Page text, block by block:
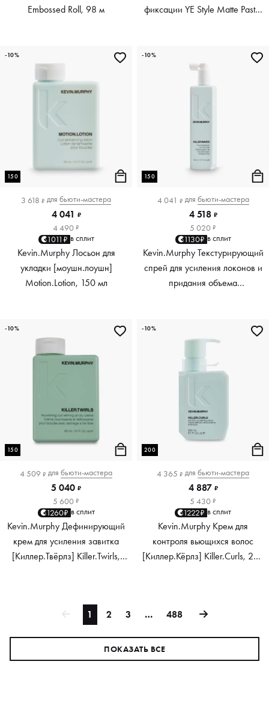
Embossed Roll, 98 м
фиксации YE Style Matte Paste,
150
3 618 ₽ для бьюти-мастера
4 041 ₽
4 490 ₽
1011₽ в сплит
Kevin.Murphy Лосьон для
укладки [моушн.лоушн]
Motion.Lotion, 150 мл
-10%
150
4 041 ₽ для бьюти-мастера
4 518 ₽
5 020 ₽
1130₽ в сплит
Kevin.Murphy Текстурирующий
спрей для усиления локонов и
придания объема
-10%
150
4 509 ₽ для бьюти-мастера
5 040 ₽
5 600 ₽
1260₽ в сплит
Kevin.Murphy Дефинирующий
крем для усиления завитка
[Киллер.Твёрлз] Killer.Twirls,
-10%
200
4 365 ₽ для бьюти-мастера
4 887 ₽
5 430 ₽
1222₽ в сплит
Kevin.Murphy Крем для
контроля вьющихся волос
[Киллер.Кёрлз] Killer.Curls, 200
-10%
1 2 3 … 488
ПОКАЗАТЬ ВСЕ